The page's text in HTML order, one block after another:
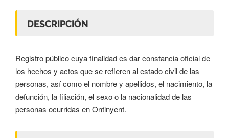
DESCRIPCIÓN
Registro público cuya finalidad es dar constancia oficial de
los hechos y actos que se refieren al estado civil de las
personas, así como el nombre y apellidos, el nacimiento, la
defunción, la filiación, el sexo o la nacionalidad de las
personas ocurridas en Ontinyent.